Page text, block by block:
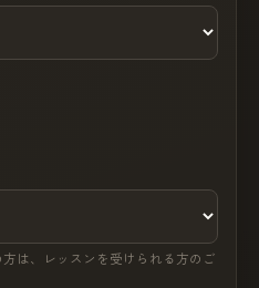
は、レッスンを受けられる方のご